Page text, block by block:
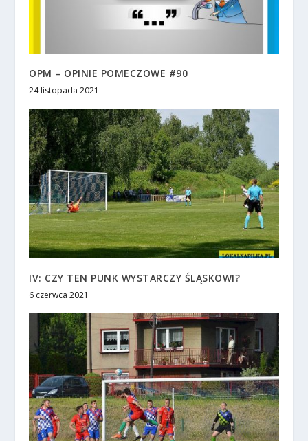
OPM – OPINIE POMECZOWE #90
24 listopada 2021
IV: CZY TEN PUNK WYSTARCZY ŚLĄSKOWI?
6 czerwca 2021